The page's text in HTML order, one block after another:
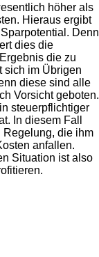
höher als
Hieraus ergibt
Denn
dies die
die zu
sich im Übrigen
diese sind alle
Vorsicht geboten.
steuerpflichtiger
In diesem Fall
Regelung, die ihm
anfallen.
Situation ist also